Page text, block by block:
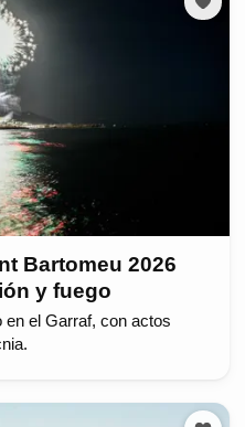
Bartomeu 2026
y fuego
en el Garraf, con actos